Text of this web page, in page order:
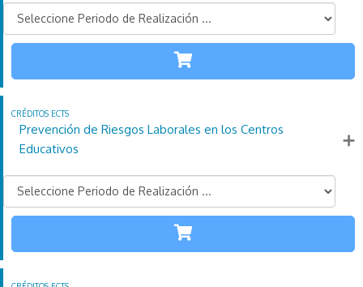
ETAPAS
110 4Créditos
21
Más información
Prevención de Riesgos Laborales en los Centros
Educativos
ETAPAS
110 4Créditos
21